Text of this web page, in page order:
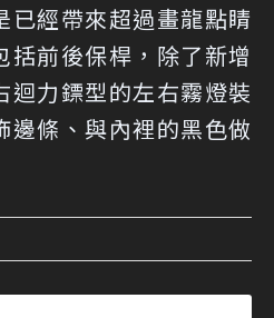
已經帶來超過畫龍點睛
括前後保桿，除了新增
迴力鏢型的左右霧燈裝
邊條、與內裡的黑色做